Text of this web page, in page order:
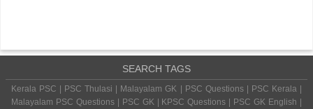
SEARCH TAGS
Kerala PSC | PSC Thulasi | Malayalam GK | PSC Questions | PSC Kerala |
Malayalam PSC Questions | PSC GK | KPSC Questions | PSC GK English |